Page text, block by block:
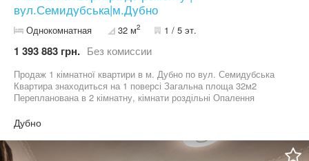
вул.Семидубська|м.Дубно
Однокомнатная 32 м2 1 / 5 эт.
1 393 883 грн. Без комиссии
Продаж 1 кімнатної квартири в м. Дубно по вул. Семидубська
Квартира знаходиться на 1 поверсі Загальна площа 32м2
Перепланована в 2 кімнатну, кімнати роздільні Опалення
поруч є все ринок, садочок, школа, супермаркет, зупинка
громадського транспорту Телефонуйте і ми оглянемо дану
квартиру
Дубно